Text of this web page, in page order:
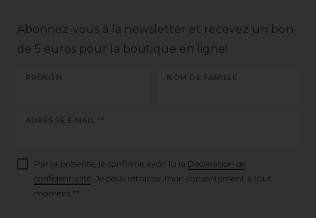
Abonnez-vous à la newsletter et recevez un bon
de 5 euros pour la boutique en ligne!
PRÉNOM NOM DE FAMILLE
ADRESSE E-MAIL **
Ceres::Template.newsletterHoneypotLabel
Par la présente, je confirme avoir lu la Déclaration de
confidentialité . Je peux rétracter mon consentement à tout
moment.**